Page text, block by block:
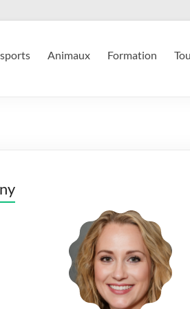
Animaux Formation